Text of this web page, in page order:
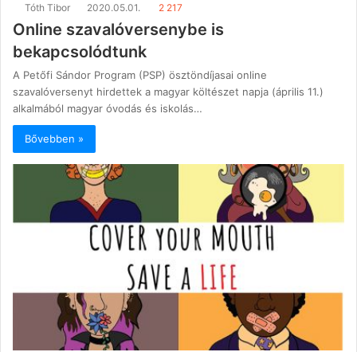
Tóth Tibor 2020.05.01. 2 217
Online szavalóversenybe is
bekapcsolódtunk
A Petőfi Sándor Program (PSP) ösztöndíjasai online
szavalóversenyt hirdettek a magyar költészet napja (április 11.)
alkalmából magyar óvodás és iskolás…
Bővebben »